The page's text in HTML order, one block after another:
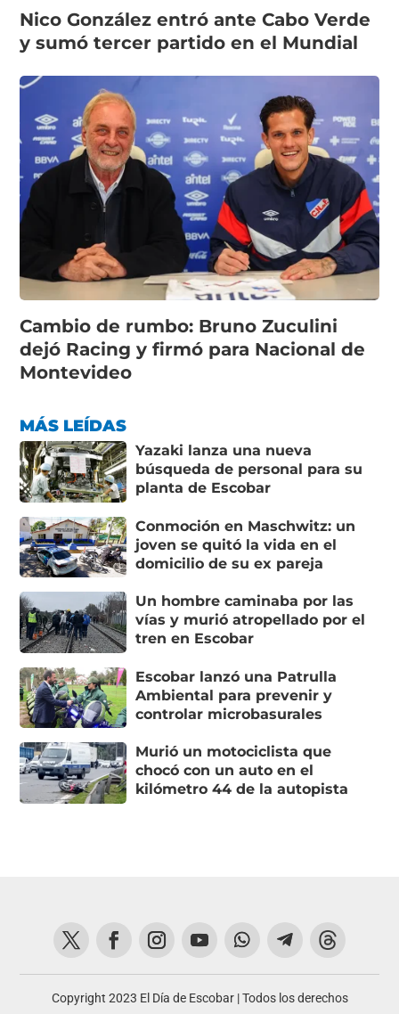
Nico González entró ante Cabo Verde
y sumó tercer partido en el Mundial
Cambio de rumbo: Bruno Zuculini
dejó Racing y firmó para Nacional de
Montevideo
MÁS LEÍDAS
Yazaki lanza una nueva
búsqueda de personal para su
planta de Escobar
Conmoción en Maschwitz: un
joven se quitó la vida en el
domicilio de su ex pareja
Un hombre caminaba por las
vías y murió atropellado por el
tren en Escobar
Escobar lanzó una Patrulla
Ambiental para prevenir y
controlar microbasurales
Murió un motociclista que
chocó con un auto en el
kilómetro 44 de la autopista
Copyright 2023 El Día de Escobar | Todos los derechos